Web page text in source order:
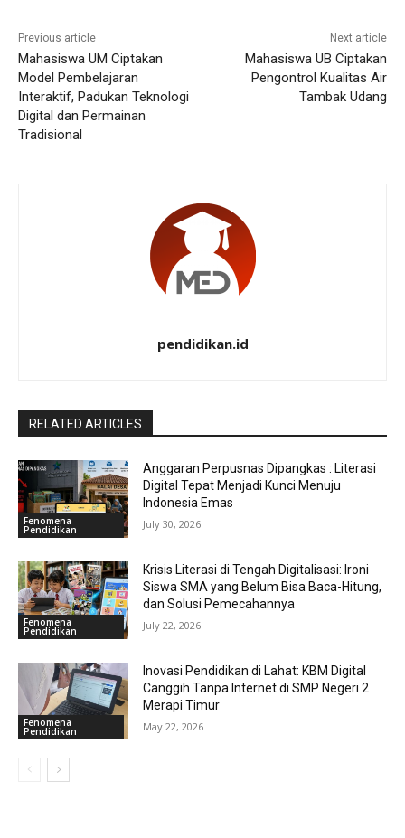
Previous article
Mahasiswa UM Ciptakan
Model Pembelajaran
Interaktif, Padukan Teknologi
Digital dan Permainan
Tradisional
Next article
Mahasiswa UB Ciptakan
Pengontrol Kualitas Air
Tambak Udang
pendidikan.id
RELATED ARTICLES
Fenomena
Pendidikan
Anggaran Perpusnas Dipangkas : Literasi
Digital Tepat Menjadi Kunci Menuju
Indonesia Emas
July 30, 2026
Fenomena
Pendidikan
Krisis Literasi di Tengah Digitalisasi: Ironi
Siswa SMA yang Belum Bisa Baca-Hitung,
dan Solusi Pemecahannya
July 22, 2026
Fenomena
Pendidikan
Inovasi Pendidikan di Lahat: KBM Digital
Canggih Tanpa Internet di SMP Negeri 2
Merapi Timur
May 22, 2026